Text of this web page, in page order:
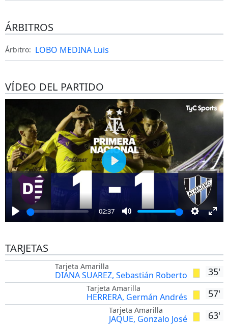
ÁRBITROS
Árbitro: LOBO MEDINA Luis
VÍDEO DEL PARTIDO
Play
02:37
Mute Settings
Play
TARJETAS
35'
Tarjeta Amarilla
DIANA SUAREZ, Sebastián Roberto
57'
Tarjeta Amarilla
HERRERA, Germán Andrés
63'
Tarjeta Amarilla
JAQUE, Gonzalo José